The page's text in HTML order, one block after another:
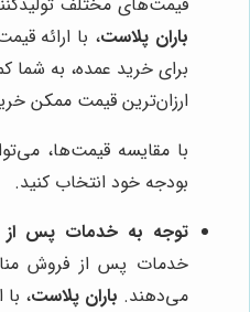
باران پلاست، با ارائه
برای خرید عمده، به شما
ارزان‌ترین قیمت ممکن
با مقایسه قیمت‌ها،
بودجه خود انتخاب کنید.
توجه به خدمات پس
خدمات پس از فروش
می‌دهند. باران پلاست،